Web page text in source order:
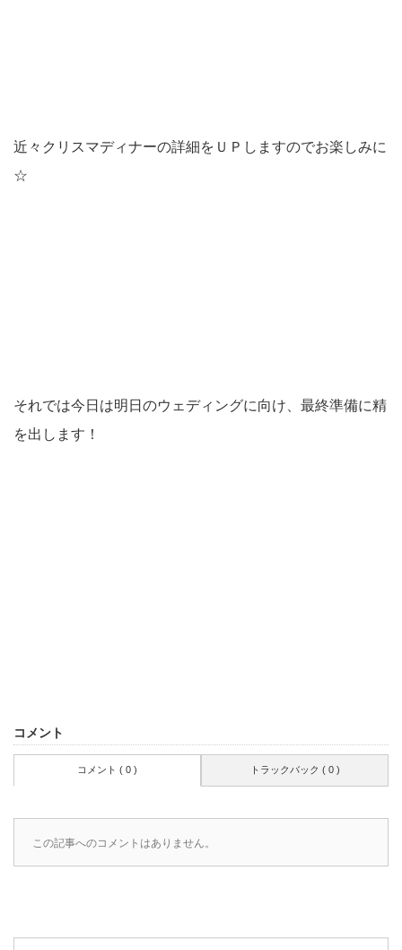
近々クリスマディナーの詳細をＵＰしますのでお楽しみに
☆
それでは今日は明日のウェディングに向け、最終準備に精
を出します！
コメント
コメント ( 0 ) トラックバック ( 0 )
この記事へのコメントはありません。